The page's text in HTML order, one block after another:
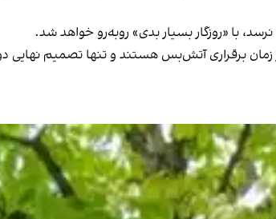
با «روزگار بسیار بدی» روبه‌رو خواهد شد.
زمان برقراری آتش‌بس هستند و تنها تصمیم نهایی